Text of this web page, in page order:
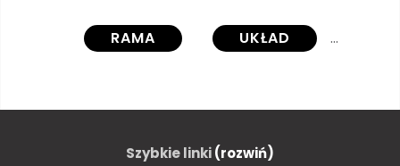
RAMA UKŁAD
OKRĄGŁY KOLOROWY
Szybkie linki(rozwiń)